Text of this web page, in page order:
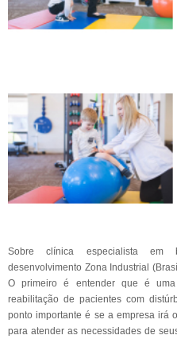
Sobre clínica especialista em
desenvolvimento Zona Industrial
O primeiro é entender que é uma
reabilitação de pacientes com
ponto importante é se a empresa irá
para atender as necessidades de